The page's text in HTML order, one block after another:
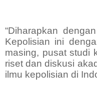
“Diharapkan
Kepolisian ini
masing, pusat studi
riset dan diskusi
ilmu kepolisian di